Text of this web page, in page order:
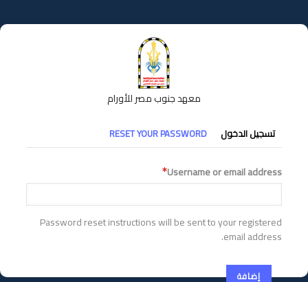
إلى
المحتوى
معهد جنوب مصر للأورام
التبويبات
الأساسية
تسجيل الدخول RESET YOUR PASSWORD
Username or email address
Password reset instructions will be sent to your registered
email address.